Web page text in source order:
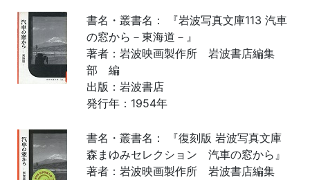
書名・叢書名： 『岩波写真文庫113 汽車
の窓から－東海道－』
著者：岩波映画製作所 岩波書店編集
部 編
出版：岩波書店
発行年：1954年
書名・叢書名： 『復刻版 岩波写真文庫
森まゆみセレクション 汽車の窓から』
著者：岩波映画製作所 岩波書店編集